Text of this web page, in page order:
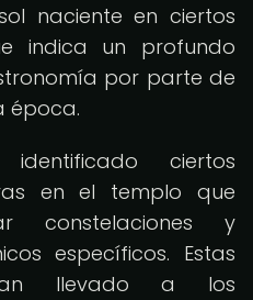
naciente en ciertos
indica un profundo
por parte de
época.
ciertos
en el templo que
constelaciones y
específicos. Estas
han llevado a los